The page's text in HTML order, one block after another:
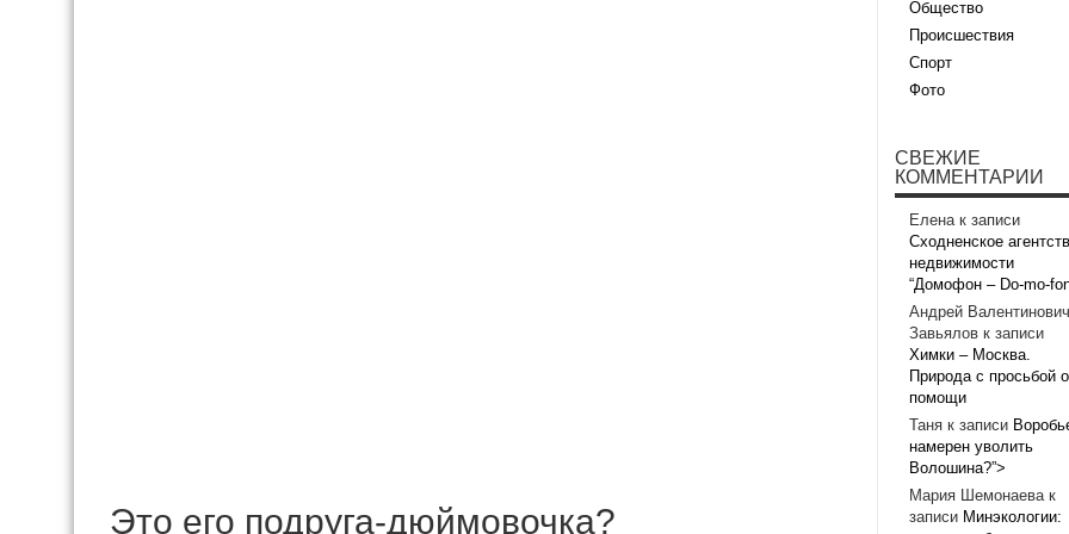
Это его подруга-дюймовочка?
Общество
Происшествия
Спорт
Фото
СВЕЖИЕ
КОММЕНТАРИИ
Еленак записи
Сходненское
недвижимости
“Домофон – Do-mo-
Андрей Валентинович
Завьялов к записи
Химки – Москва.
Природа с просьбой о
помощи
Таня к записи
намерен уволить
Волошина?”>
Мария Шемонаевак
записи Минэкологии: